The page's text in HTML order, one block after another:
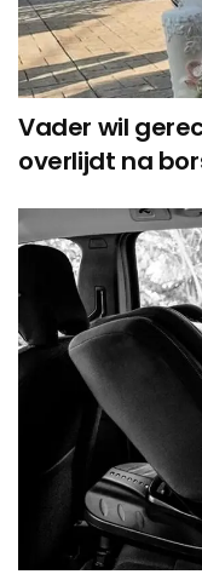
Vader wil
overlijdt na